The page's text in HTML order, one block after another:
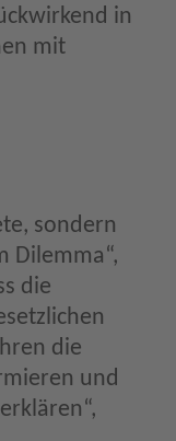
in
mit
sondern
Dilemma“,
die
die
und